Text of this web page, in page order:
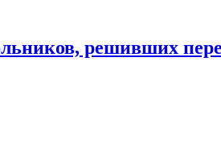
решивших